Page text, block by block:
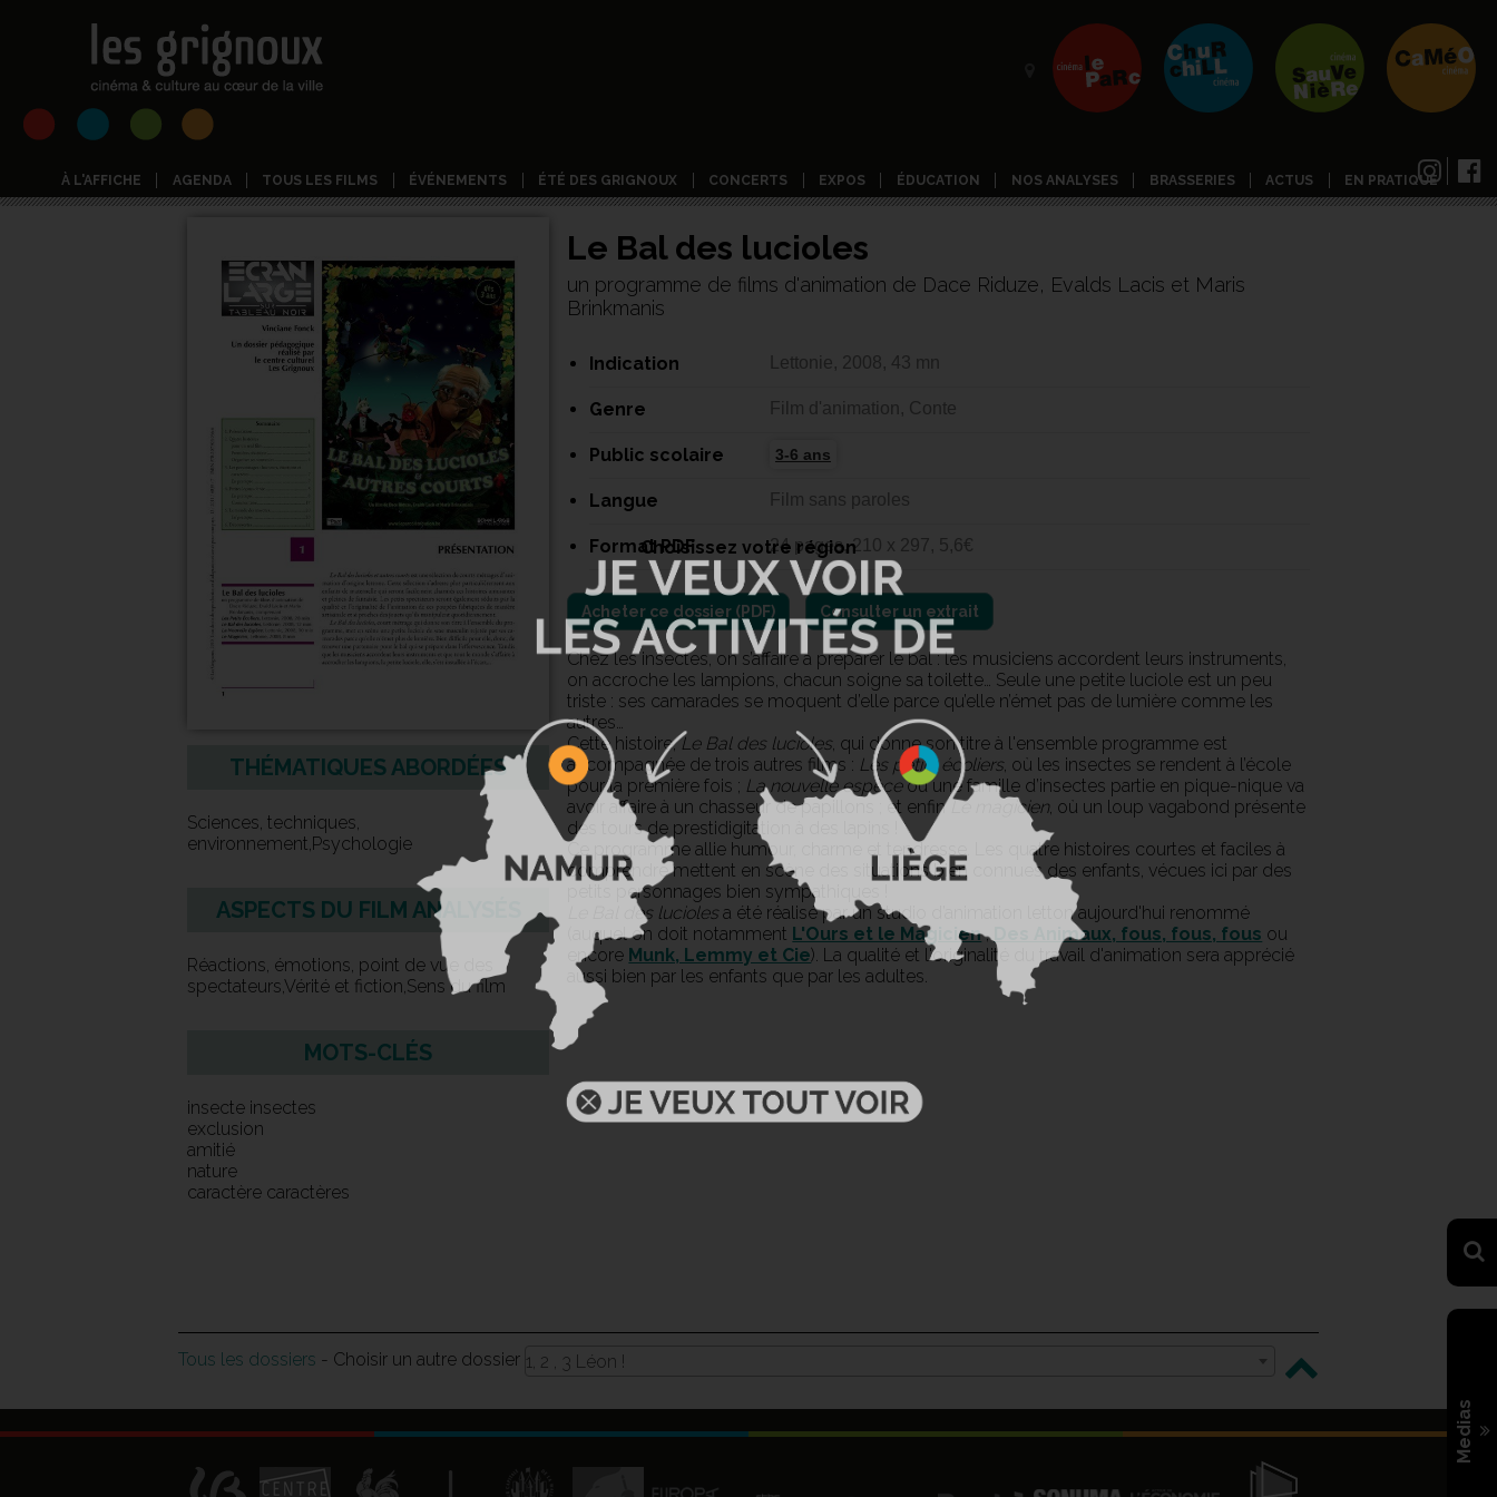
Medias
À L'AFFICHE AGENDA TOUS LES FILMS ÉVÉNEMENTS ÉTÉ DES GRIGNOUX CONCERTS EXPOS ÉDUCATION NOS ANALYSES BRASSERIES ACTUS EN PRATIQUE
THÉMATIQUES ABORDÉES
Sciences, techniques,
environnement,Psychologie
ASPECTS DU FILM ANALYSÉS
Réactions, émotions, point de vue des
spectateurs,Vérité et fiction,Sens du film
MOTS-CLÉS
insecte insectes
exclusion
amitié
nature
caractère caractères
Le Bal des lucioles
un programme de films d'animation de Dace Riduze, Evalds Lacis et Maris
Brinkmanis
Indication Lettonie, 2008, 43 mn
Genre Film d'animation, Conte
Public scolaire 3-6 ans
Langue Film sans paroles
Format PDF 24 pages, 210 x 297, 5,6€
Consulter un extrait
Chez les insectes, on s’affaire à préparer le bal : les musiciens accordent leurs instruments,
on accroche les lampions, chacun soigne sa toilette… Seule une petite luciole est un peu
triste : ses camarades se moquent d’elle parce qu’elle n’émet pas de lumière comme les
autres…
Cette histoire,Le Bal des lucioles, qui donne son titre à l'ensemble programme est
accompagnée de trois autres films : Les petits écoliers, où les insectes se rendent à l’école
pour la première fois ; La nouvelle espèceoù une famille d’insectes partie en pique-nique va
avoir affaire à un chasseur de papillons ; et enfin Le magicien, où un loup vagabond présente
des tours de prestidigitation à des lapins !
Ce programme allie humour, charme et tendresse. Les quatre histoires courtes et faciles à
comprendre mettent en scène des situations bien connues des enfants, vécues ici par des
petits personnages bien sympathiques !
Le Bal des luciolesa été réalisé par un studio d’animation letton aujourd'hui renommé
(auquel on doit notamment L'Ours et le Magicien, Des Animaux, fous, fous, fous ou
encore Munk, Lemmy et Cie). La qualité et l'originalité du travail d'animation sera apprécié
aussi bien par les enfants que par les adultes.
Tous les dossiers - Choisir un autre dossier 1, 2 , 3 Léon !
Choisissez votre région